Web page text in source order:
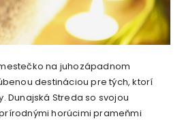
na juhozápadnom
destináciou pre tých, ktorí
Dunajská Streda so svojou
horúcimi prameňmi